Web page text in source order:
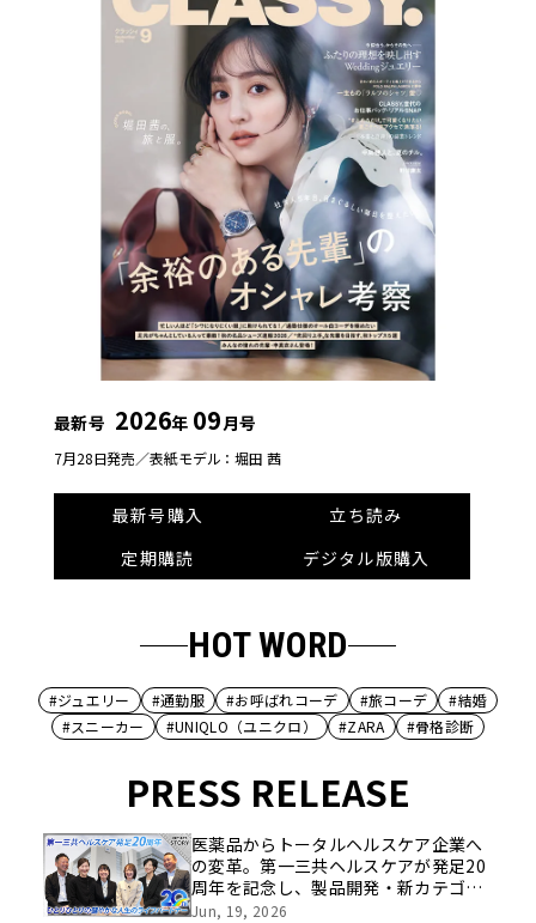
最新号 2026年 09月号
7月28日発売／表紙モデル：堀田 茜
最新号購入
立ち読み
定期購読
デジタル版購入
HOT WORD
#ジュエリー #通勤服 #お呼ばれコーデ #旅コーデ
#結婚
#スニーカー
#UNIQLO（ユニクロ） #ZARA #骨格診断
PRESS RELEASE
医薬品からトータルヘルスケア企業へ
の変革。第一三共ヘルスケアが発足20
周年を記念し、製品開発・新カテゴリ
挑戦の舞台や旧社統合時のエピソード
Jun, 19, 2026